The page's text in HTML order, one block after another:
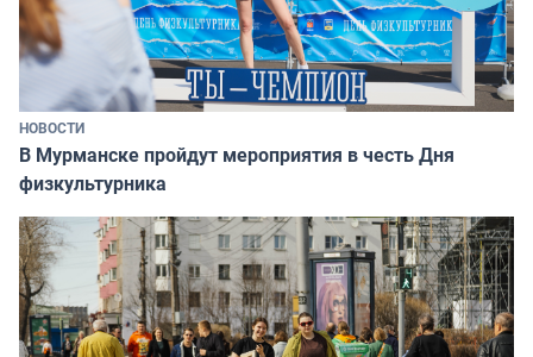
НОВОСТИ
В Мурманске пройдут мероприятия в честь Дня
физкультурника